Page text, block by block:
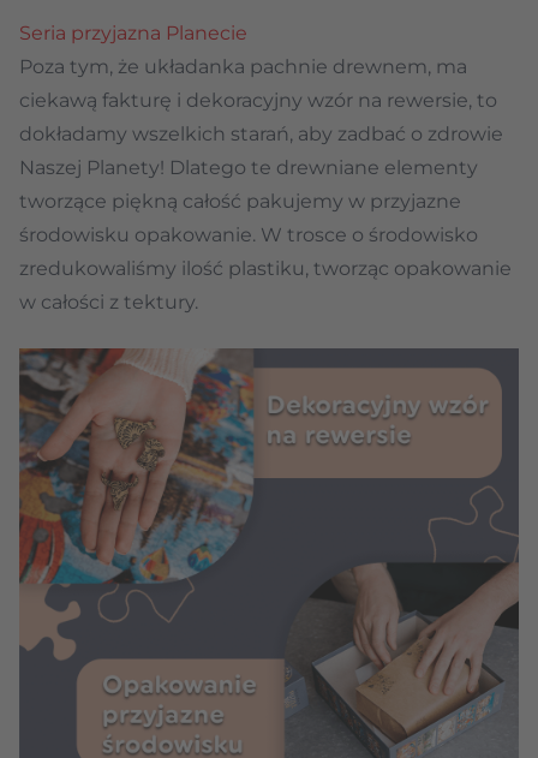
Seria przyjazna Planecie
Poza tym, że układanka pachnie drewnem, ma
ciekawą fakturę i dekoracyjny wzór na rewersie, to
dokładamy wszelkich starań, aby zadbać o zdrowie
Naszej Planety! Dlatego te drewniane elementy
tworzące piękną całość pakujemy w przyjazne
środowisku opakowanie. W trosce o środowisko
zredukowaliśmy ilość plastiku, tworząc opakowanie
w całości z tektury.